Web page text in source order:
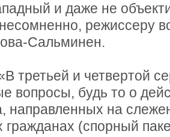
и даже не
режиссеру
Сальминен.
третьей и четвертой
вопросы, будь то о
направленных на
гражданах (спорный